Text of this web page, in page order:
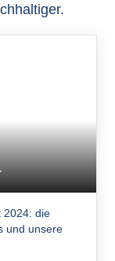
2024: die
und unsere